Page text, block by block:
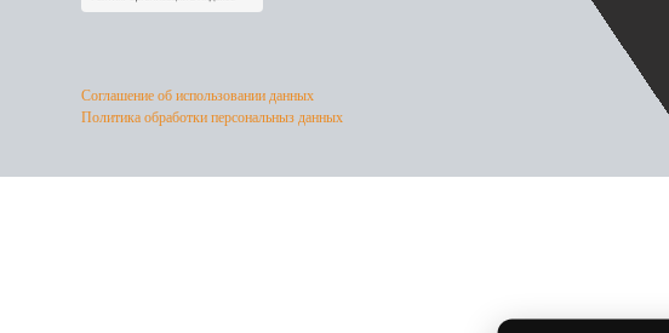
Соглашение об использовании данных
Политика обработки персональныз данных